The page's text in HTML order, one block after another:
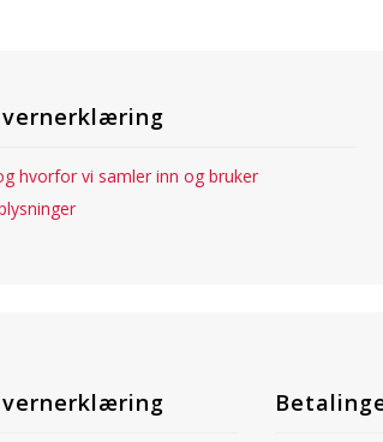
hvorfor vi samler inn og bruker